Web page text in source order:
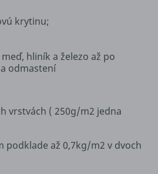
krytinu;
hliník a železo až po
odmastení
vrstvách ( 250g/m2 jedna
podklade až 0,7kg/m2 v dvoch